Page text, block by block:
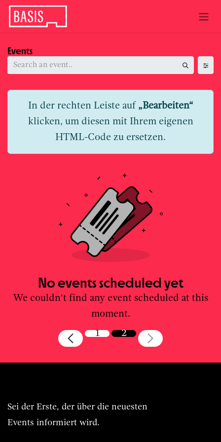
Skip to Content
Events
In der rechten Leiste auf „Bearbeiten“
klicken, um diesen mit Ihrem eigenen
HTML-Code zu ersetzen.
No events scheduled yet
We couldn't find any event scheduled at this
moment.
1
2
Sei der Erste, der über die neuesten
Events informiert wird.